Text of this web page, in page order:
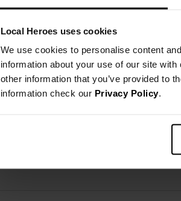
Local Heroes uses cookies
We use cookies to personalise content
information about your use of our site
other information that you’ve provided to
information check our Privacy Policy.